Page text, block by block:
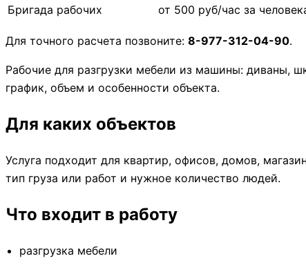
Бригада рабочих
от 500 руб/час за
Для точного расчета позвоните: 8-977-312-04-90.
Рабочие для разгрузки мебели из машины: диваны,
график, объем и особенности объекта.
Для каких объектов
Услуга подходит для квартир, офисов, домов,
тип груза или работ и нужное количество людей.
Что входит в работу
разгрузка мебели